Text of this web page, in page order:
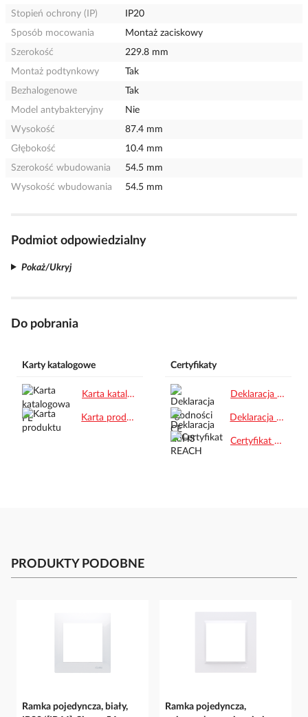
Stopień ochrony (IP)
IP20
Sposób mocowania
Montaż zaciskowy
Szerokość
229.8 mm
Montaż podtynkowy
Tak
Bezhalogenowe
Tak
Model antybakteryjny
Nie
Wysokość
87.4 mm
Głębokość
10.4 mm
Szerokość wbudowania
54.5 mm
Wysokość wbudowania
54.5 mm
Podmiot odpowiedzialny
Pokaż/Ukryj
Do pobrania
Karty katalogowe
Karta katalogowa PL.pdf
Karta produktu.pdf
Certyfikaty
Deklaracja zgodności CE.pdf
Deklaracja RoHS.pdf
Certyfikat REACH.pdf
PRODUKTY PODOBNE
Ramka pojedyncza, biały,
Ramka pojedyncza,